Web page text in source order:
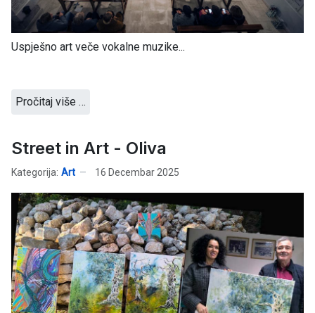
Uspješno art veče vokalne muzike...
Pročitaj više …
Street in Art - Oliva
Kategorija: Art 16 Decembar 2025